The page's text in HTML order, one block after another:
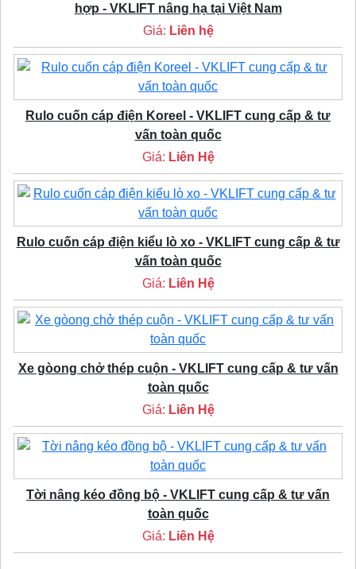
hợp - VKLIFT nâng hạ tại Việt Nam
Giá: Liên hệ
Rulo cuốn cáp điện Koreel - VKLIFT cung cấp & tư
vấn toàn quốc
Giá: Liên Hệ
Rulo cuốn cáp điện kiểu lò xo - VKLIFT cung cấp & tư
vấn toàn quốc
Giá: Liên Hệ
Xe gòong chở thép cuộn - VKLIFT cung cấp & tư vấn
toàn quốc
Giá: Liên Hệ
Tời nâng kéo đồng bộ - VKLIFT cung cấp & tư vấn
toàn quốc
Giá: Liên Hệ